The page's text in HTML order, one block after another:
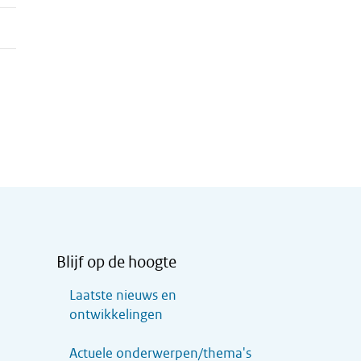
Blijf op de hoogte
Laatste nieuws en
ontwikkelingen
Actuele onderwerpen/thema's